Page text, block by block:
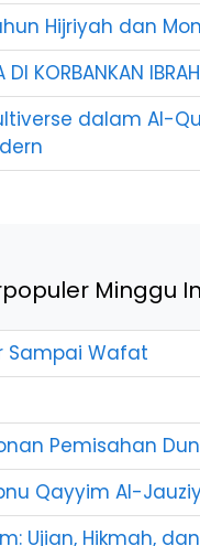
Hijriyah dan
DI KORBANKAN
dalam Al-
Minggu
Sampai Wafat
Pemisahan
Qayyim Al-
Ujian, Hikmah,